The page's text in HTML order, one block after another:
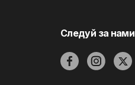
Следуй за нами